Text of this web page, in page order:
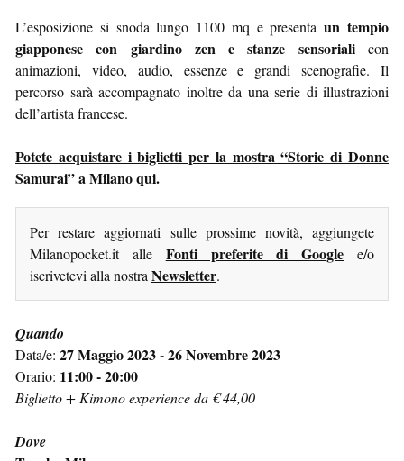
L’esposizione si snoda lungo 1100 mq e presentaun tempio
giapponese con giardino zen e stanze sensorialicon
animazioni, video, audio, essenze e grandi scenografie. Il
percorso sarà accompagnato inoltre da una serie di illustrazioni
dell’artista francese.
Potete acquistare i biglietti per la mostra “Storie di Donne
Samurai” a Milano qui.
Per restare aggiornati sulle prossime novità, aggiungete
Milanopocket.it alle Fonti preferite di Google e/o
iscrivetevi alla nostra Newsletter.
Quando
Data/e: 27 Maggio 2023 - 26 Novembre 2023
Orario: 11:00 - 20:00
Biglietto + Kimono experience da € 44,00
Dove